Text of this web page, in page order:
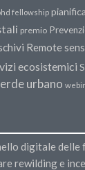
fellowship
premio
Remote
ecosistemici
urbano
digitale delle
rewilding e